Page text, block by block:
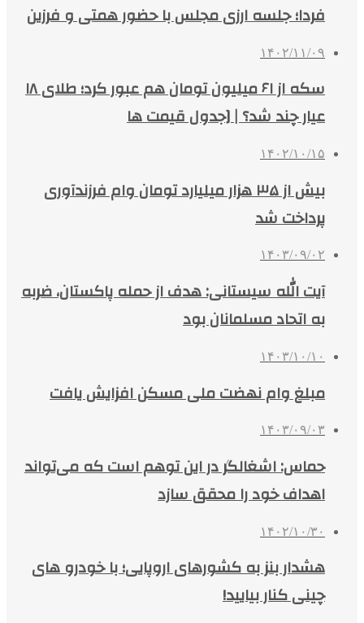
فردا؛ جلسه ارزی مجلس با حضور همتی و فرزین
۱۴۰۲/۱۱/۰۹
سکه از ۶۱ میلیون تومان هم عبور کرد؛ طلای ۱۸
عیار چند شد؟ | [جدول قیمت ها
۱۴۰۲/۱۰/۱۵
بیش از ۳۵ هزار میلیارد تومان وام فرزندآوری
پرداخت شد
۱۴۰۳/۰۹/۰۲
آیت الله سیستانی: هدف از حمله پاکستان، ضربه
به اتحاد مسلمانان بود
۱۴۰۳/۱۰/۱۰
مبلغ وام نهضت ملی مسکن افزایش یافت
۱۴۰۳/۰۹/۰۳
حماس: اشغالگر در این توهم است که می‌تواند
اهداف خود را محقق سازد
۱۴۰۲/۱۰/۳۰
هشدار بنز به کشورهای اروپایی؛ با خودرو های
چینی کنار بیایید!